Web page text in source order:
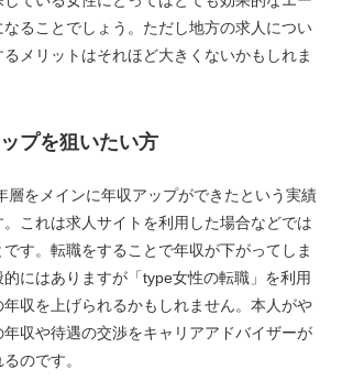
ることでしょう。ただし地方の求人につい
メリットはそれほど大きくないかもしれま
プを狙いたい方
層をメインに年収アップができたという実績
これは求人サイトを利用した場合などでは
す。転職をすることで年収が下がってしま
にはありますが「type女性の転職」を利用
収を上げられるかもしれません。本人がや
年収や待遇の交渉をキャリアアドバイザーが
のです。